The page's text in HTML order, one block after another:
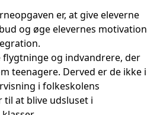
er, at give eleverne
og øge elevernes motivation
og indvandrere, der
teenagere. Derved er de ikke i
i folkeskolens
til at blive udsluset i